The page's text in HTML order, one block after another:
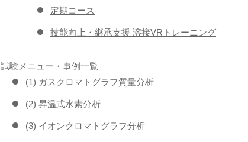
定期コース
技能向上・継承支援 溶接VRトレーニング
試験メニュー・事例一覧
(1) ガスクロマトグラフ質量分析
(2) 昇温式水素分析
(3) イオンクロマトグラフ分析